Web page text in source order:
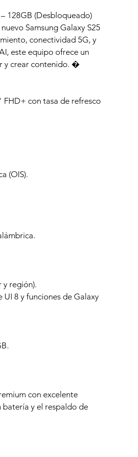
128GB (Desbloqueado)
Samsung Galaxy S25
conectividad 5G, y
este equipo ofrece un
y crear contenido. �
con tasa de refresco
(OIS).
y región).
8 y funciones de Galaxy
con excelente
batería y el respaldo de